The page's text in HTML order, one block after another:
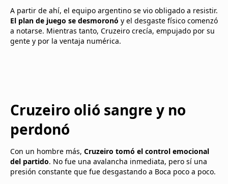
A partir de ahí, el equipo argentino se vio obligado a resistir.
El plan de juego se desmoronó y el desgaste físico comenzó
a notarse. Mientras tanto, Cruzeiro crecía, empujado por su
gente y por la ventaja numérica.
Cruzeiro olió sangre y no
perdonó
Con un hombre más, Cruzeiro tomó el control emocional
del partido. No fue una avalancha inmediata, pero sí una
presión constante que fue desgastando a Boca poco a poco.